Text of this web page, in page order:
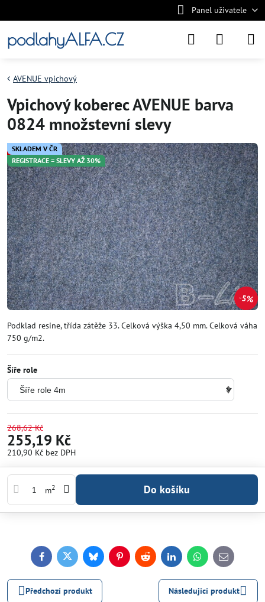
Panel uživatele
podlahyALFA.CZ
SKLADEM V ČR
REGISTRACE = SLEVY AŽ 30%
5%
AVENUE vpichový
Vpichový koberec AVENUE barva
0824 množstevní slevy
Podklad resine, třída zátěže 33. Celková výška 4,50 mm. Celková váha
750 g/m2.
Šíře role
268,62 Kč
255,19 Kč
210,90 Kč bez DPH
m2 Do košíku
FacebookTwitterBlueskyPinterestReddit LinkedInWhatsApp
E-
mail
Předchozí produkt Následující produkt